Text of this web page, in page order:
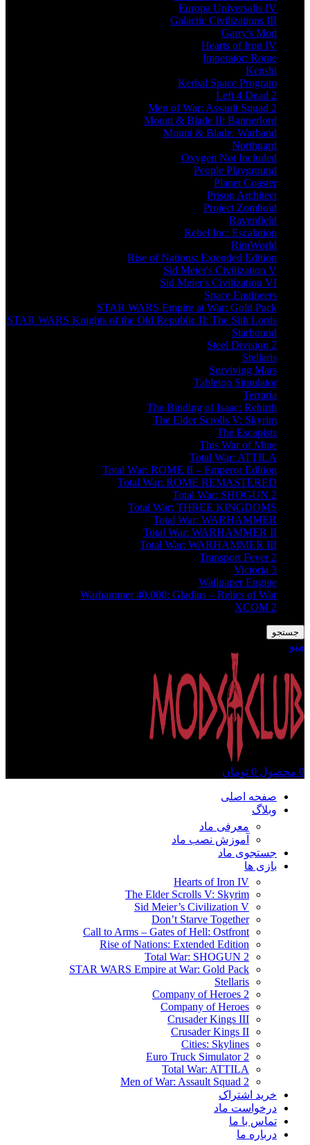
Europa Universalis IV
Galactic Civilizations III
Garry's Mod
Hearts of Iron IV
Imperator: Rome
Kenshi
Kerbal Space Program
Left 4 Dead 2
Men of War: Assault Squad 2
Mount & Blade II: Bannerlord
Mount & Blade: Warband
Northgard
Oxygen Not Included
People Playground
Planet Coaster
Prison Architect
Project Zomboid
Ravenfield
Rebel Inc: Escalation
RimWorld
Rise of Nations: Extended Edition
Sid Meier's Civilization V
Sid Meier's Civilization VI
Space Engineers
STAR WARS Empire at War: Gold Pack
STAR WARS Knights of the Old Republic II: The Sith Lords
Starbound
Steel Division 2
Stellaris
Surviving Mars
Tabletop Simulator
Terraria
The Binding of Isaac: Rebirth
The Elder Scrolls V: Skyrim
The Escapists
This War of Mine
Total War: ATTILA
Total War: ROME II – Emperor Edition
Total War: ROME REMASTERED
Total War: SHOGUN 2
Total War: THREE KINGDOMS
Total War: WARHAMMER
Total War: WARHAMMER II
Total War: WARHAMMER III
Transport Fever 2
Victoria 3
Wallpaper Engine
Warhammer 40,000: Gladius – Relics of War
XCOM 2
جستجو
منو
0 محصول 0 تومان
صفحه اصلی
وبلاگ
معرفی ماد
آموزش نصب ماد
جستجوی ماد
بازی ها
Hearts of Iron IV
The Elder Scrolls V: Skyrim
Sid Meier’s Civilization V
Don’t Starve Together
Call to Arms – Gates of Hell: Ostfront
Rise of Nations: Extended Edition
Total War: SHOGUN 2
STAR WARS Empire at War: Gold Pack
Stellaris
Company of Heroes 2
Company of Heroes
Crusader Kings III
Crusader Kings II
Cities: Skylines
Euro Truck Simulator 2
Total War: ATTILA
Men of War: Assault Squad 2
خرید اشتراک
درخواست ماد
تماس با ما
درباره ما